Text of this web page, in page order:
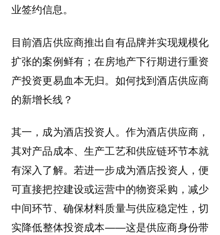
业签约信息。
目前酒店供应商推出自有品牌并实现规模化
扩张的案例鲜有；在房地产下行期进行重资
产投资更易血本无归。如何找到酒店供应商
的新增长线？
其一，成为酒店投资人。作为酒店供应商，
其对产品成本、生产工艺和供应链环节本就
有深入了解。若进一步成为酒店投资人，便
可直接把控建设或运营中的物资采购，减少
中间环节、确保材料质量与供应稳定性，切
实降低整体投资成本——这是供应商身份带